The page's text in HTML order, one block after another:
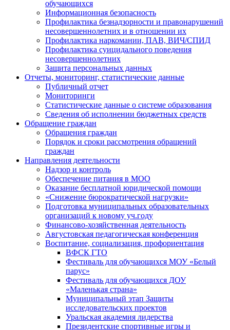
обучающихся
Информационная безопасность
Профилактика безнадзорности и правонарушений
несовершеннолетних и в отношении их
Профилактика наркомании, ПАВ, ВИЧ/СПИД
Профилактика суицидального поведения
несовершеннолетних
Защита персональных данных
Отчеты, мониторинг, статистические данные
Публичный отчет
Мониторинги
Статистические данные о системе образования
Сведения об исполнении бюджетных средств
Обращение граждан
Обращения граждан
Порядок и сроки рассмотрения обращений
граждан
Направления деятельности
Надзор и контроль
Обеспечение питания в МОО
Оказание бесплатной юридической помощи
«Снижение бюрократической нагрузки»
Подготовка муниципальных образовательных
организаций к новому уч.году
Финансово-хозяйственная деятельность
Августовская педагогическая конференция
Воспитание, социализация, профориентация
ВФСК ГТО
Фестиваль для обучающихся МОУ «Белый
парус»
Фестиваль для обучающихся ДОУ
«Маленькая страна»
Муниципальный этап Защиты
исследовательских проектов
Уральская академия лидерства
Президентские спортивные игры и